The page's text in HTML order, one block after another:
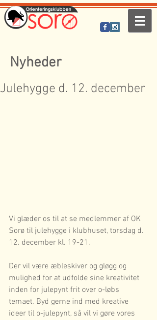
Nyheder
Julehygge d. 12. december
Vi glæder os til at se medlemmer af OK
Sorø til julehygge i klubhuset, torsdag d.
12. december kl. 19-21.
Der vil være æbleskiver og gløgg og
mulighed for at udfolde sine kreativitet
inden for julepynt frit over o-løbs
temaet. Byd gerne ind med kreative
ideer til o-julepynt, så vil vi gøre vores